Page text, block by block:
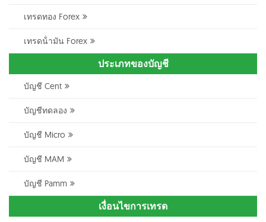
เทรดทอง Forex
เทรดน้ํามัน Forex
ประเภทของบัญชี
บัญชี Cent
บัญชีทดลอง
บัญชี Micro
บัญชี MAM
บัญชี Pamm
เงื่อนไขการเทรด